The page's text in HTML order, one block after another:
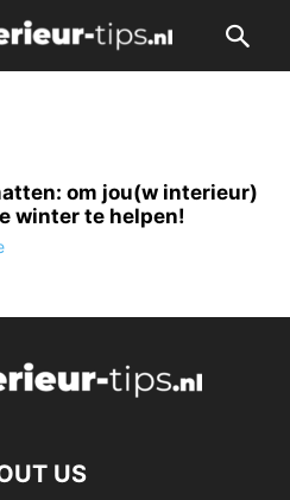
om jou(w interieur)
winter te helpen!
US